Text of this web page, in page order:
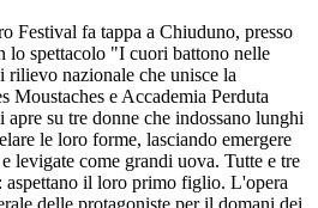
Festival fa tappa a Chiuduno, presso
spettacolo "I cuori battono nelle
nazionale che unisce la
Moustaches e Accademia Perduta
apre su tre donne che indossano lunghi
le loro forme, lasciando emergere
levigate come grandi uova. Tutte e tre
aspettano il loro primo figlio. L'opera
delle protagoniste per il domani dei